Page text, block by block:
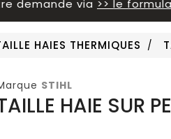
via>> le
HAIES THERMIQUES
STIHL
HAIE SUR